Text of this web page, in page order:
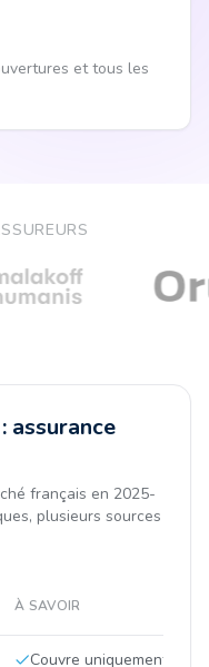
et tous les
assurance
français en 2025-
plusieurs sources
À SAVOIR
Couvre uniquement les